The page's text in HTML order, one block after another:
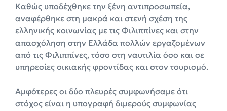
Καθώς υποδέχθηκε την ξένη αντιπροσωπεία,
αναφέρθηκε στη μακρά και στενή σχέση της
ελληνικής κοινωνίας με τις Φιλιππίνες και στην
απασχόληση στην Ελλάδα πολλών εργαζομένων
από τις Φιλιππίνες, τόσο στη ναυτιλία όσο και σε
υπηρεσίες οικιακής φροντίδας και στον τουρισμό.
Αμφότερες οι δύο πλευρές συμφωνήσαμε ότι
στόχος είναι η υπογραφή διμερούς συμφωνίας